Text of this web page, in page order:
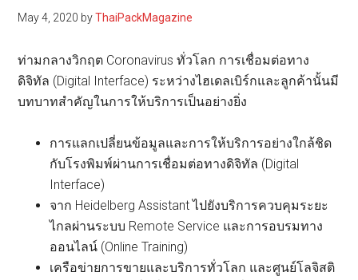
May 4, 2020 byThaiPackMagazine
ท่ามกลางวิกฤต Coronavirus ทั่วโลก การเชื่อมต่อทาง
ดิจิทัล (Digital Interface) ระหว่างไฮเดลเบิร์กและลูกค้านั้นมี
บทบาทสำคัญในการให้บริการเป็นอย่างยิ่ง
การแลกเปลี่ยนข้อมูลและการให้บริการอย่างใกล้ชิด
กับโรงพิมพ์ผ่านการเชื่อมต่อทางดิจิทัล (Digital
Interface)
จาก Heidelberg Assistant ไปยังบริการควบคุมระยะ
ไกลผ่านระบบ Remote Service และการอบรมทาง
ออนไลน์ (Online Training)
เครือข่ายการขายและบริการทั่วโลก และศูนย์โลจิสติ